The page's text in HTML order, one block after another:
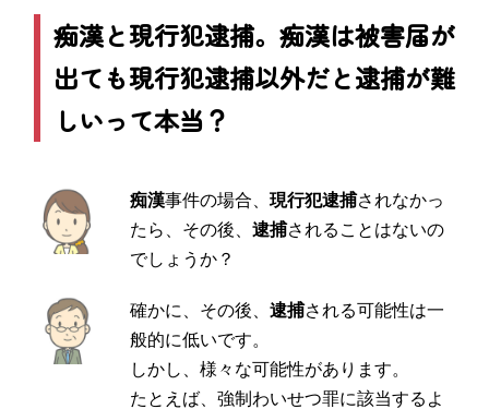
痴漢と現行犯逮捕。痴漢は被害届が
出ても現行犯逮捕以外だと逮捕が難
しいって本当？
痴漢事件の場合、現行犯逮捕されなかっ
たら、その後、逮捕されることはないの
でしょうか？
確かに、その後、逮捕される可能性は一
般的に低いです。
しかし、様々な可能性があります。
たとえば、強制わいせつ罪に該当するよ